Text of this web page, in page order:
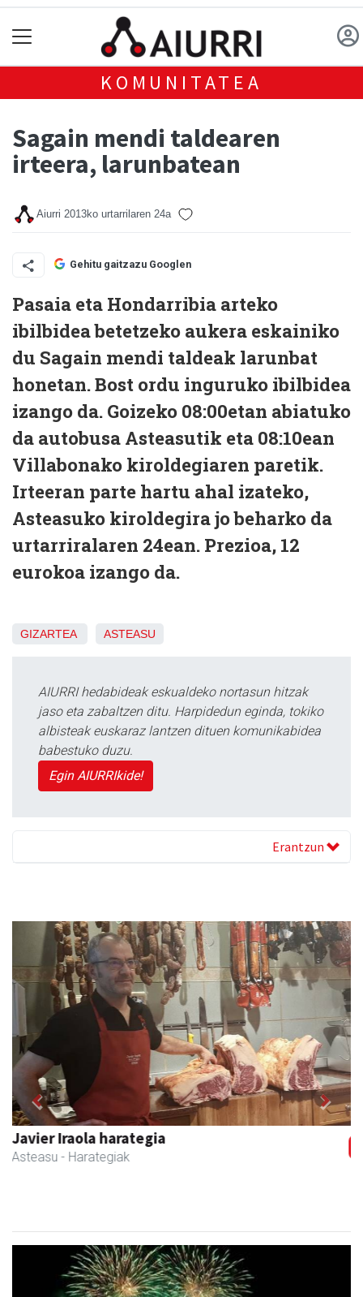
KOMUNITATEA
Sagain mendi taldearen
irteera, larunbatean
Aiurri 2013ko urtarrilaren 24a
Gehitu gaitzazu Googlen
Pasaia eta Hondarribia arteko
ibilbidea betetzeko aukera eskainiko
du Sagain mendi taldeak larunbat
honetan. Bost ordu inguruko ibilbidea
izango da. Goizeko 08:00etan abiatuko
da autobusa Asteasutik eta 08:10ean
Villabonako kiroldegiaren paretik.
Irteeran parte hartu ahal izateko,
Asteasuko kiroldegira jo beharko da
urtarriralaren 24ean. Prezioa, 12
eurokoa izango da.
GIZARTEA ASTEASU
AIURRI hedabideak eskualdeko nortasun hitzak
jaso eta zabaltzen ditu. Harpidedun eginda, tokiko
albisteak euskaraz lantzen dituen komunikabidea
babestuko duzu.
Egin AIURRIkide!
Erantzun
Transportes Lakunza
Asteasu - Garraioak
Previous Next